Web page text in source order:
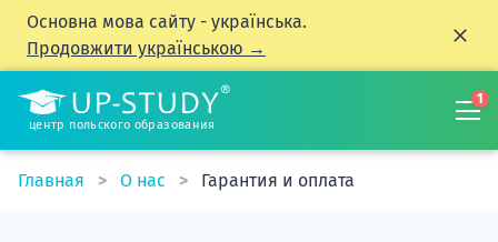
Основна мова сайту - українська.
Продовжити українською →
центр польского образования
1
Главная О нас Гарантия и оплата